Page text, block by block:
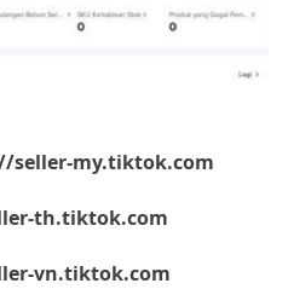
seller-my.tiktok.com
th.tiktok.com
vn.tiktok.com